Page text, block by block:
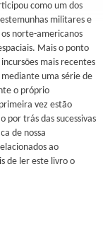
como um dos
militares e
norte-americanos
Mais o ponto
mais recentes
uma série de
o próprio
vez estão
por trás das sucessivas
de nossa
ao
de ler este livro o